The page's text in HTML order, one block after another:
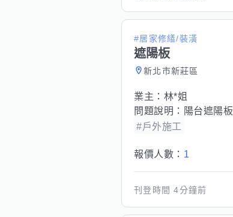
#居家修繕/裝潢
遮陽板
新北市新莊區
業主： 林*姐
問題說明：
陽台遮陽板
#戶外施工
報價人數： 1
刊登時間4分鐘前